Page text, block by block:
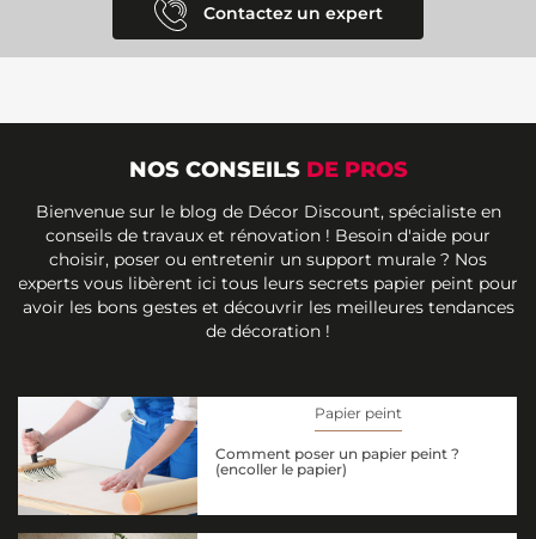
Contactez un expert
NOS CONSEILS DE PROS
Bienvenue sur le blog de Décor Discount, spécialiste en
conseils de travaux et rénovation ! Besoin d'aide pour
choisir, poser ou entretenir un support murale ? Nos
experts vous libèrent ici tous leurs secrets papier peint pour
avoir les bons gestes et découvrir les meilleures tendances
de décoration !
Papier peint
Comment poser un papier peint ?
(encoller le papier)